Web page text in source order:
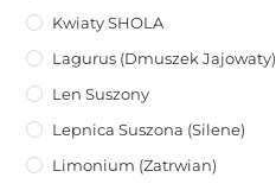
Kwiaty SHOLA
Lagurus (dmuszek Jajowaty)
Len Suszony
Lepnica Suszona (Silene)
Limonium (zatrwian)